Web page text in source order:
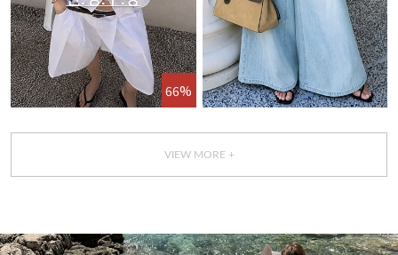
66%
VIEW MORE +